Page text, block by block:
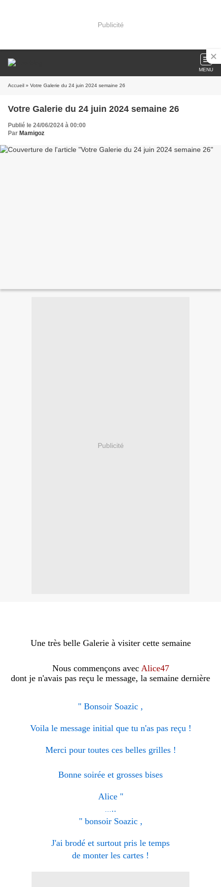
Publicité
MENU
Accueil » Votre Galerie du 24 juin 2024 semaine 26
Votre Galerie du 24 juin 2024 semaine 26
Publié le 24/06/2024 à 00:00
Par Mamigoz
Publicité
Une très belle Galerie à visiter cette semaine
Nous commençons avec Alice47
dont je n'avais pas reçu le message, la semaine dernière
" Bonsoir Soazic ,
Voila le message initial que tu n'as pas reçu !
Merci pour toutes ces belles grilles !
Bonne soirée et grosses bises
Alice "
..
" bonsoir Soazic ,
J'ai brodé et surtout pris le temps
de monter les cartes !